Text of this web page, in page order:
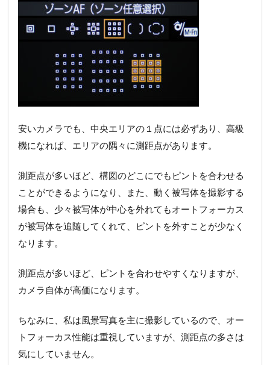
安いカメラでも、中央エリアの１点には必ずあり、高級
機になれば、エリアの隅々に測距点があります。
測距点が多いほど、構図のどこにでもピントを合わせる
ことができるようになり、また、動く被写体を撮影する
場合も、少々被写体が中心を外れてもオートフォーカス
が被写体を追随してくれて、ピントを外すことが少なく
なります。
測距点が多いほど、ピントを合わせやすくなりますが、
カメラ自体が高価になります。
ちなみに、私は風景写真を主に撮影しているので、オー
トフォーカス性能は重視していますが、測距点の多さは
気にしていません。